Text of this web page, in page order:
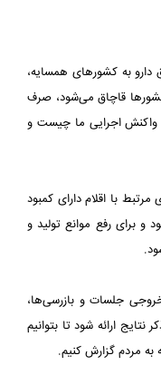
دارو به کشورهای همسایه،
قاچاق می‌شود، صرف
واکنش اجرایی ما چیست و
با اقلام دارای کمبود
برای رفع موانع تولید و
جلسات و بازرسی‌ها،
ارائه شود تا بتوانیم
به مردم گزارش کنیم.